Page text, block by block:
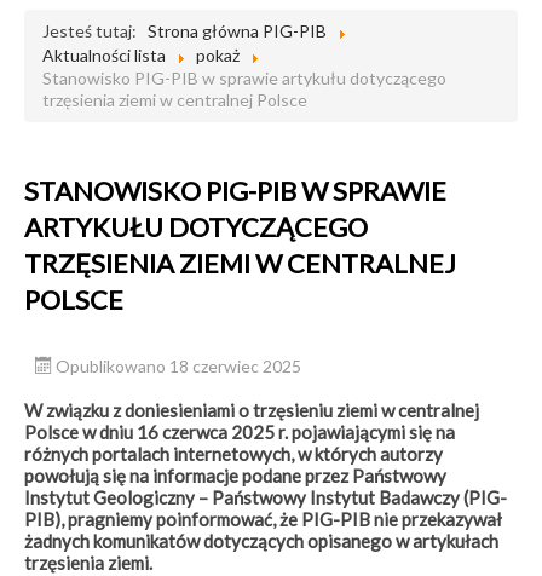
Jesteś tutaj: Strona główna PIG-PIB
Aktualności lista
pokaż
Stanowisko PIG-PIB w sprawie artykułu dotyczącego
trzęsienia ziemi w centralnej Polsce
STANOWISKO PIG-PIB W SPRAWIE
ARTYKUŁU DOTYCZĄCEGO
TRZĘSIENIA ZIEMI W CENTRALNEJ
POLSCE
Opublikowano 18 czerwiec 2025
W związku z doniesieniami o trzęsieniu ziemi w centralnej
Polsce w dniu 16 czerwca 2025 r. pojawiającymi się na
różnych portalach internetowych, w których autorzy
powołują się na informacje podane przez Państwowy
Instytut Geologiczny – Państwowy Instytut Badawczy (PIG-
PIB), pragniemy poinformować, że PIG-PIB nie przekazywał
żadnych komunikatów dotyczących opisanego w artykułach
trzęsienia ziemi.